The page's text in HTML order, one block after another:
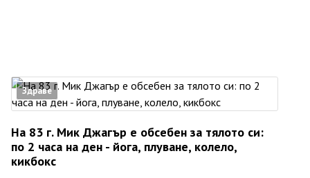
Здраве
На 83 г. Мик Джагър е обсебен за тялото си:
по 2 часа на ден - йога, плуване, колело,
кикбокс